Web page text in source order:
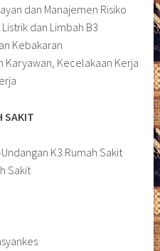
dan Manajemen Risiko
dan Limbah B3
Kebakaran
Karyawan, Kecelakaan Kerja
SAKIT
K3 Rumah Sakit
Sakit